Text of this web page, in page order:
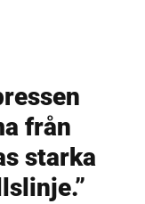
från
starka